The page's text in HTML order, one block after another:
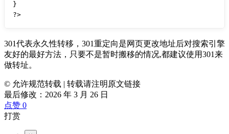
}
?>
301代表永久性转移，301重定向是网页更改地址后对搜索引擎
友好的最好方法，只要不是暂时搬移的情况,都建议使用301来
做转址。
© 允许规范转载 | 转载请注明原文链接
最后修改：2026 年 3 月 26 日
点赞 0
打赏